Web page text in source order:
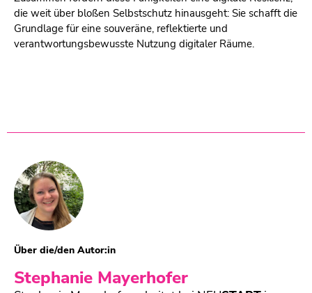
die weit über bloßen Selbstschutz hinausgeht: Sie schafft die
Grundlage für eine souveräne, reflektierte und
verantwortungsbewusste Nutzung digitaler Räume.
Über die/den Autor:in
Stephanie Mayerhofer